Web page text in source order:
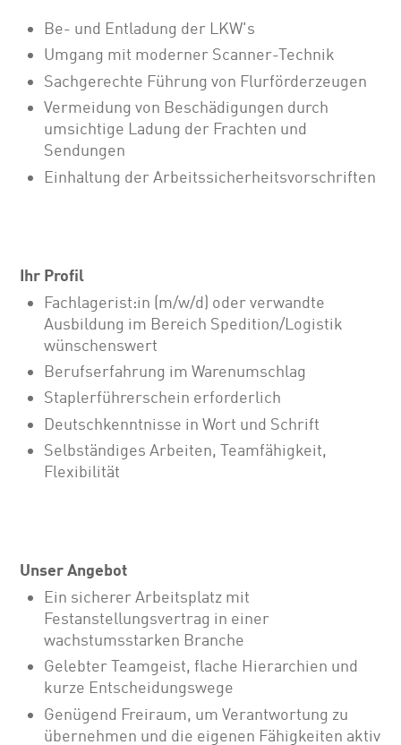
Be- und Entladung der LKW's
Umgang mit moderner Scanner-Technik
Sachgerechte Führung von Flurförderzeugen
Vermeidung von Beschädigungen durch
umsichtige Ladung der Frachten und
Sendungen
Einhaltung der Arbeitssicherheitsvorschriften
Ihr Profil
Fachlagerist:in (m/w/d) oder verwandte
Ausbildung im Bereich Spedition/Logistik
wünschenswert
Berufserfahrung im Warenumschlag
Staplerführerschein erforderlich
Deutschkenntnisse in Wort und Schrift
Selbständiges Arbeiten, Teamfähigkeit,
Flexibilität
Unser Angebot
Ein sicherer Arbeitsplatz mit
Festanstellungsvertrag in einer
wachstumsstarken Branche
Gelebter Teamgeist, flache Hierarchien und
kurze Entscheidungswege
Genügend Freiraum, um Verantwortung zu
übernehmen und die eigenen Fähigkeiten aktiv